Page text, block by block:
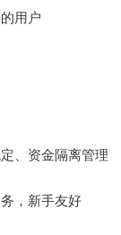
用户
、资金隔离管理
，新手友好